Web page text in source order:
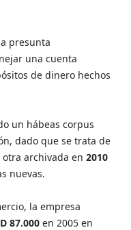
presunta
una cuenta
de dinero hechos
un hábeas corpus
dado que se trata de
otra archivada en2010
nuevas.
la empresa
87.000en 2005 en